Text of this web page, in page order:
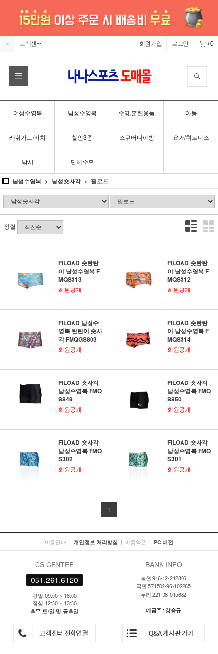
고객센터 /0
로그인
회원가입
여성수영복 남성수영복 수영,훈련용품 아동
래쉬가드/비치 철인3종 스쿠버다이빙 요가/휘트니스
낚시 단체수모
남성수영복 남성숏사각 필로드
정렬
FILOAD 숏탄탄
이 남성수영복 F
MQS313
회원공개
FILOAD 숏탄탄
이 남성수영복 F
MQS312
회원공개
FILOAD 남성수
영복 탄탄이 숏사
각 FMQGS803
회원공개
FILOAD 숏탄탄
이 남성수영복 F
MQS314
회원공개
FILOAD 숏사각
남성수영복 FMQ
S849
회원공개
FILOAD 숏사각
남성수영복 FMQ
S850
회원공개
FILOAD 숏사각
남성수영복 FMQ
S302
회원공개
FILOAD 숏사각
남성수영복 FMQ
S301
회원공개
1
이용안내 | 개인정보 처리방침 | 이용약관 | PC 버전
CS CENTER
051.261.6120
평일 09:00 ~ 18:00
점심 12:30 ~ 13:30
휴무 토/일 및 공휴일
BANK INFO
농협 916-12-212806
국민 571502-96-102265
우리 221-08-015682
예금주 : 강승규